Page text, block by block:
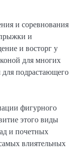
и соревнования
и
и восторг у
для многих
подрастающего
фигурного
этого виды
и почетных
влиятельных